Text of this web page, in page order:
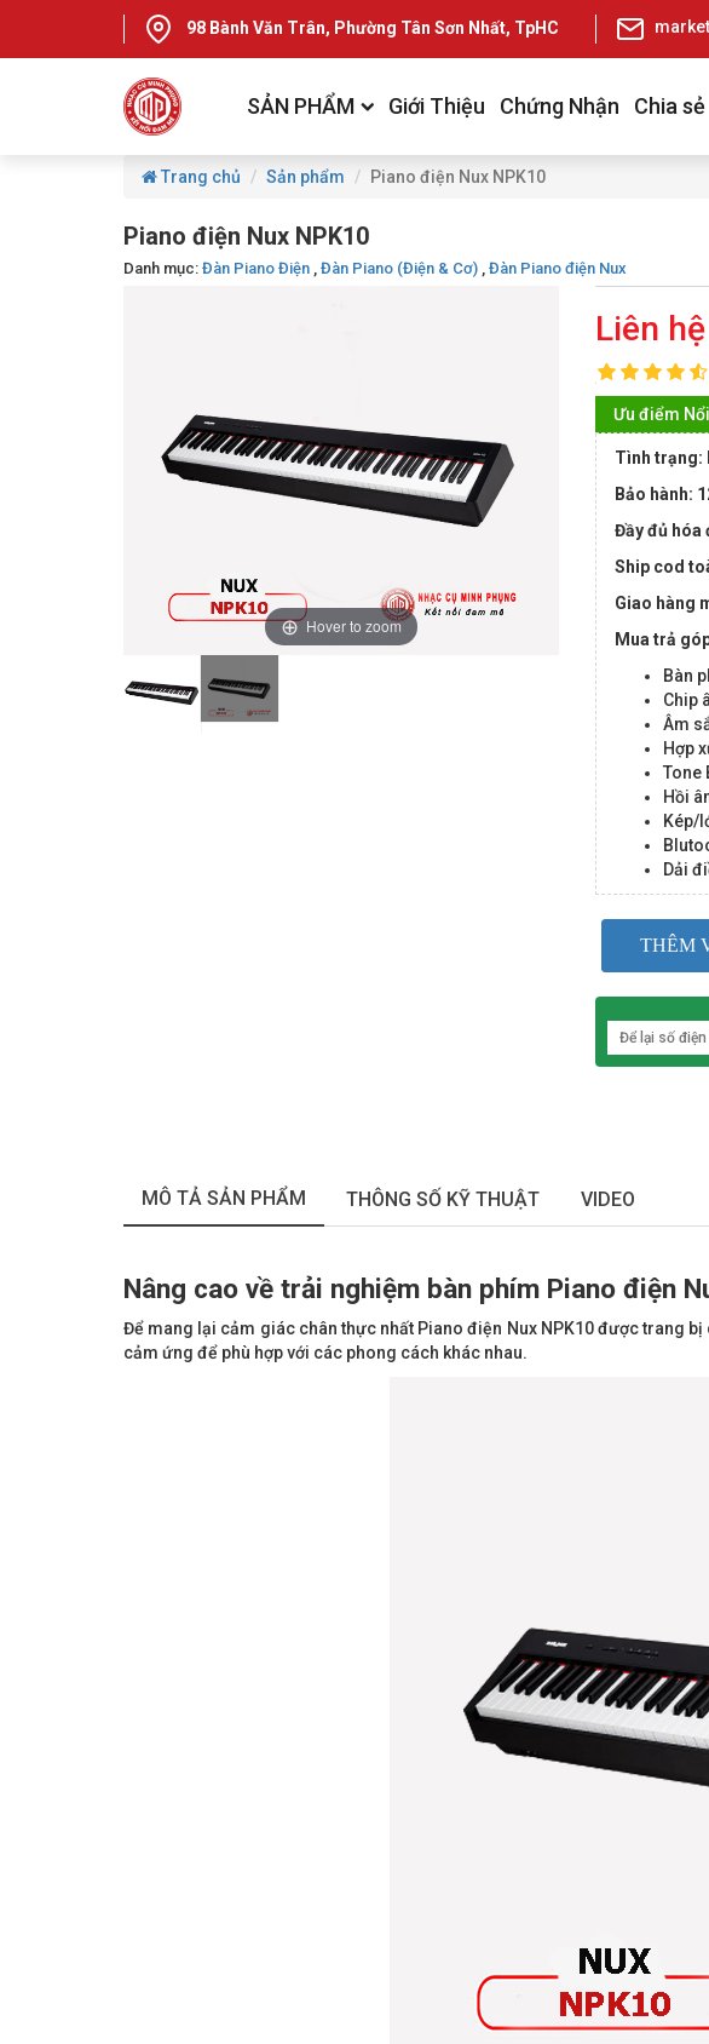
98 Bành Văn Trân, Phường Tân Sơn Nhất, TpHCM
SẢN PHẨM Giới Thiệu Chứng Nhận Chia sẻ
Trang chủ Sản phẩm Piano điện Nux NPK10
Piano điện Nux NPK10
Danh mục: Đàn Piano Điện , Đàn Piano (Điện & Cơ) , Đàn Piano điện Nux
Hover to zoom
Liên hệ
Ưu điểm
Tình trạng:
Bảo hành:
Đầy đủ hóa
Ship cod
Giao hàng
Mua trả
Bàn
Chip
Âm
Hợp
Tone
Hồi
Kép/
Dải
THÊM
MÔ TẢ SẢN PHẨM THÔNG SỐ KỸ THUẬT VIDEO
Nâng cao về trải nghiệm bàn phím Piano điện
Để mang lại cảm giác chân thực nhất Piano điện Nux NPK10 được trang
cảm ứng để phù hợp với các phong cách khác nhau.